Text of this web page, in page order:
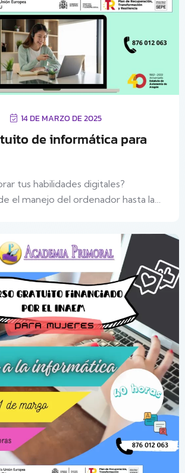
14 DE MARZO DE 2025
de informática para
tus habilidades digitales?
el manejo del ordenador hasta la…